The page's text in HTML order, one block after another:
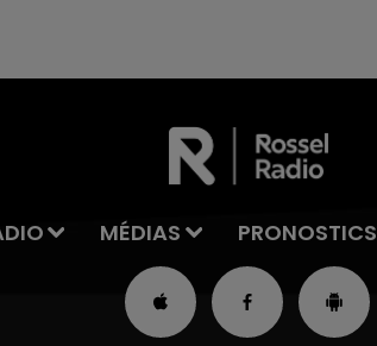
MÉDIAS PRONOSTICS